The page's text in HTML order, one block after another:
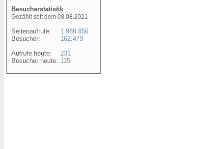
Besucherstatistik
Gezählt seit dem 08.08.2021
Seitenaufrufe:
Besucher:
Aufrufe heute:
Besucher heute:
1.989.856
162.479
231
115